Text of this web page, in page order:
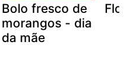
Bolo fresco de
morangos - dia
da mãe